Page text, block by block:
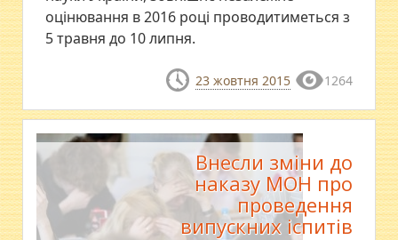
оцінювання в 2016 році проводитиметься з
5 травня до 10 липня.
23 жовтня 2015 1264
Внесли зміни до
наказу МОН про
проведення
випускних іспитів